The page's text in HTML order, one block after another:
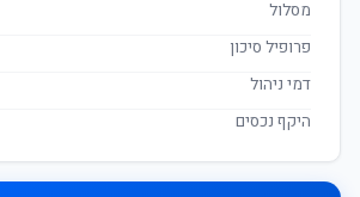
מסלול
פרופיל סיכון
דמי ניהול
היקף נכסים